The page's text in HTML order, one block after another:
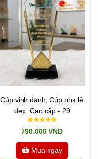
Cúp vinh danh, Cúp pha lê
đẹp, Cao cấp - 29
790.000 VND
Mua ngay